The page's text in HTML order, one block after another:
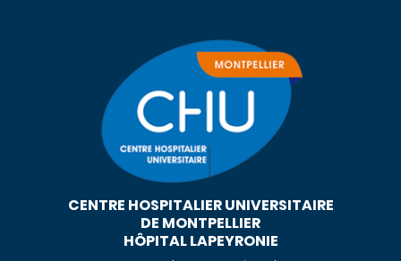
CENTRE HOSPITALIER UNIVERSITAIRE
DE MONTPELLIER
HÔPITAL LAPEYRONIE